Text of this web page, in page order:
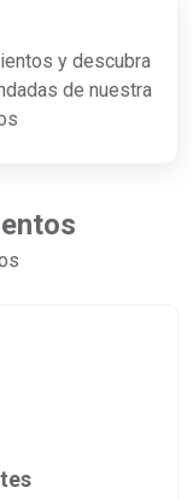
y descubra
de nuestra